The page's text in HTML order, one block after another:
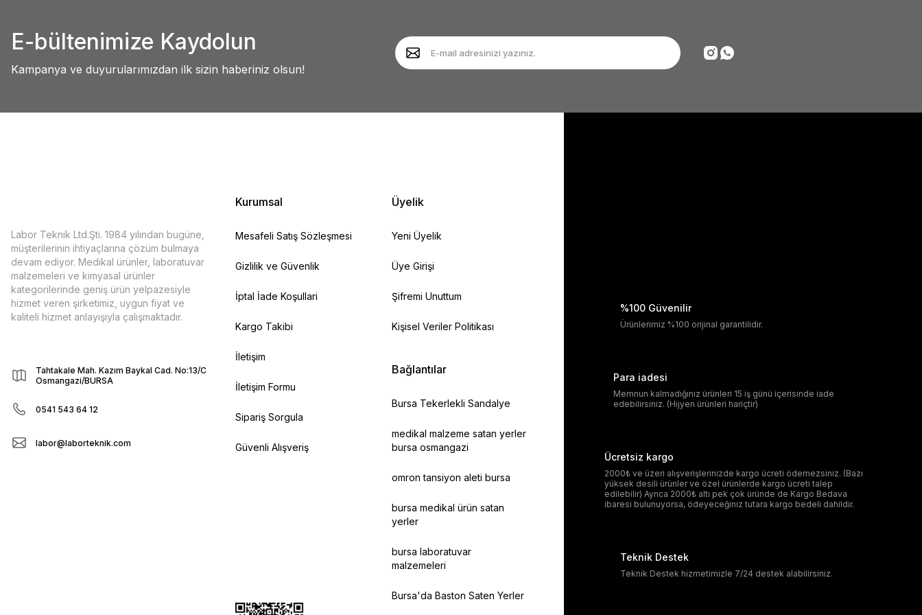
Ürün açıklamasında eksik bilgiler bulunuyor.
Ürün fiyatı diğer sitelerden daha pahalı.
Deneyimini Paylaş
E-bültenimize Kaydolun
Kampanya ve duyurularımızdan ilk sizin haberiniz olsun!
Labor Teknik Ltd.Şti. 1984 yılından bugüne,
müşterilerinin ihtiyaçlarına çözüm bulmaya
devam ediyor. Medikal ürünler, laboratuvar
malzemeleri ve kimyasal ürünler
kategorilerinde geniş ürün yelpazesiyle
hizmet veren şirketimiz, uygun fiyat ve
kaliteli hizmet anlayışıyla çalışmaktadır.
Tahtakale Mah. Kazım Baykal Cad. No:13/C
Osmangazi/BURSA
0541 543 64 12
labor@laborteknik.com
Kurumsal
Mesafeli Satış Sözleşmesi
Gizlilik ve Güvenlik
İptal İade Koşullari
Kargo Takibi
İletişim
İletişim Formu
Sipariş Sorgula
Güvenli Alışveriş
Üyelik
Yeni Üyelik
Üye Girişi
Şifremi Unuttum
Kişisel Veriler Politikası
Bağlantılar
Bursa Tekerlekli Sandalye
medikal malzeme satan yerler
bursa osmangazi
omron tansiyon aleti bursa
bursa medikal ürün satan
yerler
bursa laboratuvar
malzemeleri
Bursa'da Baston Saten Yerler
%100 Güvenilir
Ürünlerimiz %100 orijinal garantilidir.
Para iadesi
Memnun kalmadığınız ürünleri 15 iş günü içerisinde iade
edebilirsiniz. (Hijyen ürünleri hariçtir)
Ücretsiz kargo
2000₺ ve üzeri alışverişlerinizde kargo ücreti ödemezsiniz. (Bazı
yüksek desili ürünler ve özel ürünlerde kargo ücreti talep
edilebilir) Ayrıca 2000₺ altı pek çok üründe de Kargo Bedava
ibaresi bulunuyorsa, ödeyeceğiniz tutara kargo bedeli dahildir.
Teknik Destek
Teknik Destek hizmetimizle 7/24 destek alabilirsiniz.